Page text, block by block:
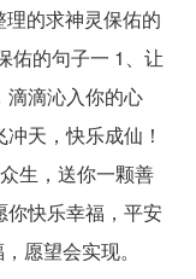
的求神灵保佑的
佑的句子一 1、让
滴滴沁入你的心
天，快乐成仙！
生，送你一颗善
你快乐幸福，平安
愿望会实现。